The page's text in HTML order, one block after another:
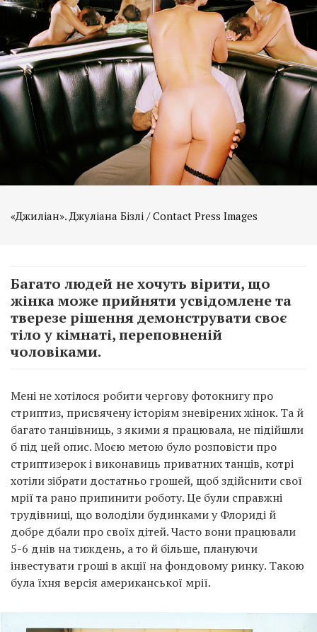
«Джиліан». Джуліана Бізлі / Contact Press Images
Багато людей не хочуть вірити, що
жінка може прийняти усвідомлене та
тверезе рішення демонструвати своє
тіло у кімнаті, переповненій
чоловіками.
Мені не хотілося робити чергову фотокнигу про
стриптиз, присвячену історіям зневірених жінок. Та й
багато танцівниць, з якими я працювала, не підійшли
б під цей опис. Моєю метою було розповісти про
стриптизерок і виконавиць приватних танців, котрі
хотіли зібрати достатньо грошей, щоб здійснити свої
мрії та рано припинити роботу. Це були справжні
трудівниці, що володіли будинками у Флориді й
добре дбали про своїх дітей. Часто вони працювали
5-6 днів на тиждень, а то й більше, плануючи
інвестувати гроші в акції на фондовому ринку. Такою
була їхня версія американської мрії.